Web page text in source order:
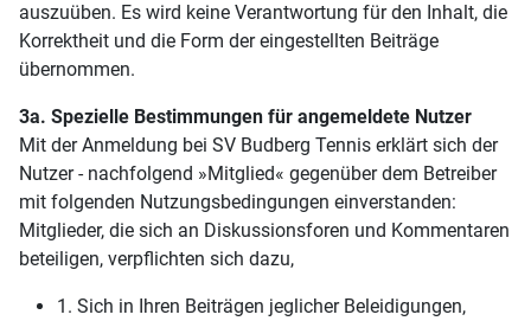
auszuüben. Es wird keine Verantwortung für den Inhalt, die
Korrektheit und die Form der eingestellten Beiträge
übernommen.
3a. Spezielle Bestimmungen für angemeldete Nutzer
Mit der Anmeldung bei SV Budberg Tennis erklärt sich der
Nutzer - nachfolgend »Mitglied« gegenüber dem Betreiber
mit folgenden Nutzungsbedingungen einverstanden:
Mitglieder, die sich an Diskussionsforen und Kommentaren
beteiligen, verpflichten sich dazu,
1. Sich in Ihren Beiträgen jeglicher Beleidigungen,